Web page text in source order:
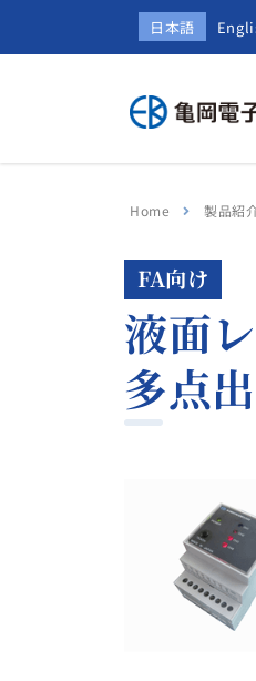
日本語
Home 製品紹
FA向け
液面
多点